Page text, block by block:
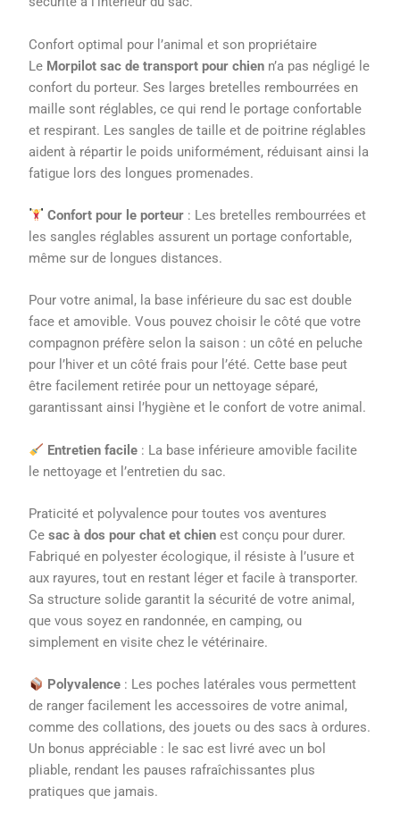
Confort optimal pour l’animal et son propriétaire
Le Morpilot sac de transport pour chien n’a pas négligé le
confort du porteur. Ses larges bretelles rembourrées en
maille sont réglables, ce qui rend le portage confortable
et respirant. Les sangles de taille et de poitrine réglables
aident à répartir le poids uniformément, réduisant ainsi la
fatigue lors des longues promenades.
Confort pour le porteur : Les bretelles rembourrées et
les sangles réglables assurent un portage confortable,
même sur de longues distances.
Pour votre animal, la base inférieure du sac est double
face et amovible. Vous pouvez choisir le côté que votre
compagnon préfère selon la saison : un côté en peluche
pour l’hiver et un côté frais pour l’été. Cette base peut
être facilement retirée pour un nettoyage séparé,
garantissant ainsi l’hygiène et le confort de votre animal.
Entretien facile : La base inférieure amovible facilite
le nettoyage et l’entretien du sac.
Praticité et polyvalence pour toutes vos aventures
Cesac à dos pour chat et chien est conçu pour durer.
Fabriqué en polyester écologique, il résiste à l’usure et
aux rayures, tout en restant léger et facile à transporter.
Sa structure solide garantit la sécurité de votre animal,
que vous soyez en randonnée, en camping, ou
simplement en visite chez le vétérinaire.
Polyvalence : Les poches latérales vous permettent
de ranger facilement les accessoires de votre animal,
comme des collations, des jouets ou des sacs à ordures.
Un bonus appréciable : le sac est livré avec un bol
pliable, rendant les pauses rafraîchissantes plus
pratiques que jamais.